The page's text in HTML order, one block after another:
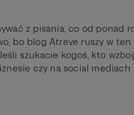
z pisania, co od ponad
bo blog Atreve ruszy w ten
szukacie kogoś, kto
czy na social mediach